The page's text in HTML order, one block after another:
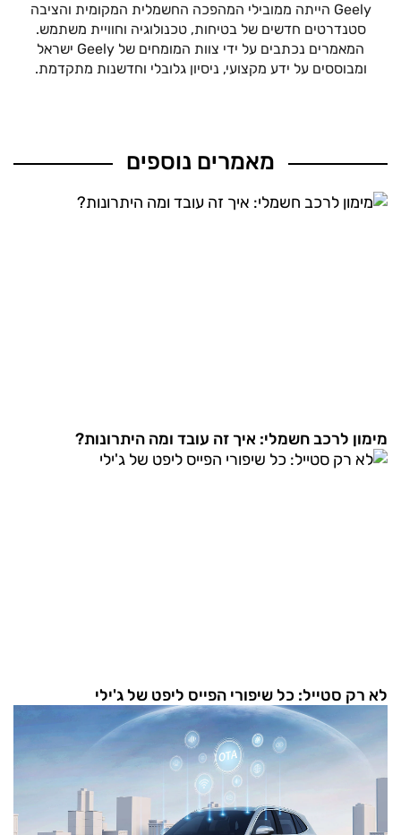
Geely הייתה ממובילי המהפכה החשמלית המקומית והציבה
סטנדרטים חדשים של בטיחות, טכנולוגיה וחוויית משתמש.
המאמרים נכתבים על ידי צוות המומחים של Geely ישראל
ומבוססים על ידע מקצועי, ניסיון גלובלי וחדשנות מתקדמת.
מאמרים נוספים
מימון לרכב חשמלי: איך זה עובד ומה היתרונות?
לא רק סטייל: כל שיפורי הפייס ליפט של ג'ילי